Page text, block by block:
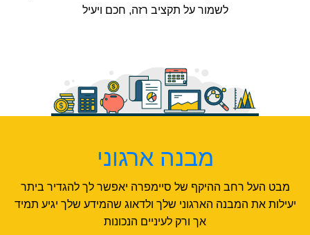
לשמור על תקציב רזה, חכם ויעיל
מבנה ארגוני
מבט העל רחב ההיקף של סיימפרה יאפשר לך להגדיר ביתר
יעילות את המבנה הארגוני שלך ולדאוג שהמידע שלך יגיע תמיד
אך ורק לעיניים הנכונות